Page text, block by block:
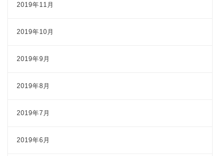
2019年11月
2019年10月
2019年9月
2019年8月
2019年7月
2019年6月